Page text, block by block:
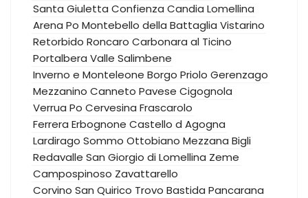
Santa Giuletta Confienza Candia Lomellina
Arena Po Montebello della Battaglia Vistarino
Retorbido Roncaro Carbonara al Ticino
Portalbera Valle Salimbene
Inverno e Monteleone Borgo Priolo Gerenzago
Mezzanino Canneto Pavese Cigognola
Verrua Po Cervesina Frascarolo
Ferrera Erbognone Castello d Agogna
Lardirago Sommo Ottobiano Mezzana Bigli
Redavalle San Giorgio di Lomellina Zeme
Campospinoso Zavattarello
Corvino San Quirico Trovo Bastida Pancarana